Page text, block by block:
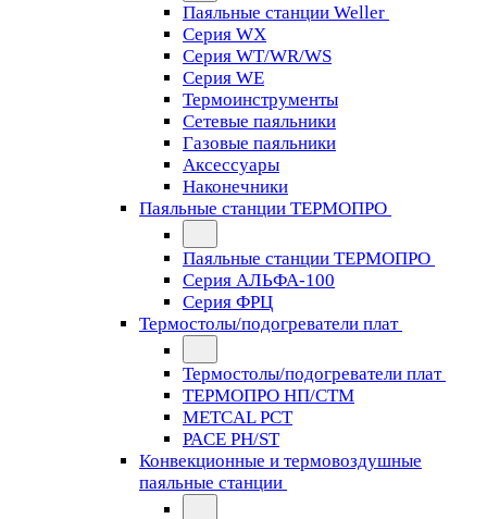
Паяльные станции Weller
Серия WX
Серия WT/WR/WS
Серия WE
Термоинструменты
Сетевые паяльники
Газовые паяльники
Аксессуары
Наконечники
Паяльные станции ТЕРМОПРО
Паяльные станции ТЕРМОПРО
Серия АЛЬФА-100
Серия ФРЦ
Термостолы/подогреватели плат
Термостолы/подогреватели плат
ТЕРМОПРО НП/СТМ
METCAL PCT
PACE PH/ST
Конвекционные и термовоздушные
паяльные станции